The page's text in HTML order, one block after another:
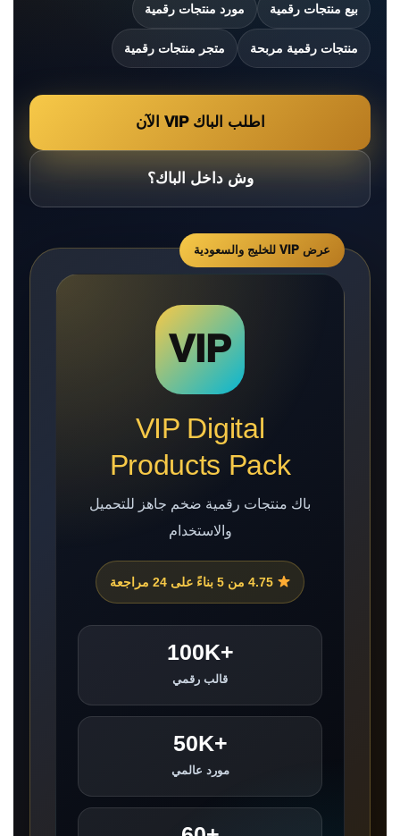
بيع منتجات رقمية مورد منتجات رقمية
منتجات رقمية مربحة متجر منتجات رقمية
اطلب الباك VIP الآن
وش داخل الباك؟
VIP
VIP Digital
Products Pack
باك منتجات رقمية ضخم جاهز للتحميل
والاستخدام
4.75 من 5 بناءً على 24 مراجعة
+100K
قالب رقمي
+50K
مورد عالمي